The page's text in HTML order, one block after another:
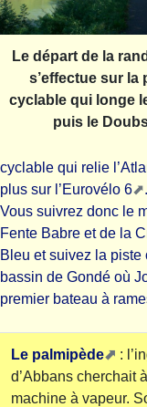
Le départ de la
s’effectue sur la
cyclable qui longe
puis le
cyclable qui relie
plus sur l’Eurovélo 6
Vous suivrez donc le
Fente Babre et de la
Bleu et suivez la
bassin de Gondé où
premier bateau à
Le palmipède
:
d’Abbans cherchait
machine à vapeur.